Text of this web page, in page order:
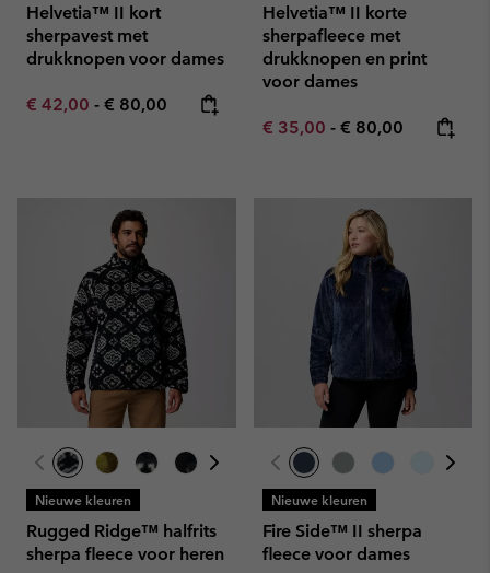
Helvetia™ II kort
sherpavest met
drukknopen voor dames
Minimum sale price:
€ 42,00 - Maximum price:
€ 80,00
Helvetia™ II korte
sherpafleece met
drukknopen en print
voor dames
Minimum sale price:
€ 35,00 - Maximum price:
€ 80,00
Nieuwe kleuren
Rugged Ridge™ halfrits
sherpa fleece voor heren
Nieuwe kleuren
Fire Side™ II sherpa
fleece voor dames